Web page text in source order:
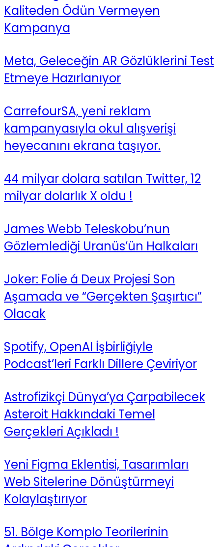
Kaliteden Ödün Vermeyen
Kampanya
Meta, Geleceğin AR Gözlüklerini Test
Etmeye Hazırlanıyor
CarrefourSA, yeni reklam
kampanyasıyla okul alışverişi
heyecanını ekrana taşıyor.
44 milyar dolara satılan Twitter, 12
milyar dolarlık X oldu !
James Webb Teleskobu’nun
Gözlemlediği Uranüs’ün Halkaları
Joker: Folie á Deux Projesi Son
Aşamada ve “Gerçekten Şaşırtıcı”
Olacak
Spotify, OpenAI İşbirliğiyle
Podcast’leri Farklı Dillere Çeviriyor
Astrofizikçi Dünya’ya Çarpabilecek
Asteroit Hakkındaki Temel
Gerçekleri Açıkladı !
Yeni Figma Eklentisi, Tasarımları
Web Sitelerine Dönüştürmeyi
Kolaylaştırıyor
51. Bölge Komplo Teorilerinin